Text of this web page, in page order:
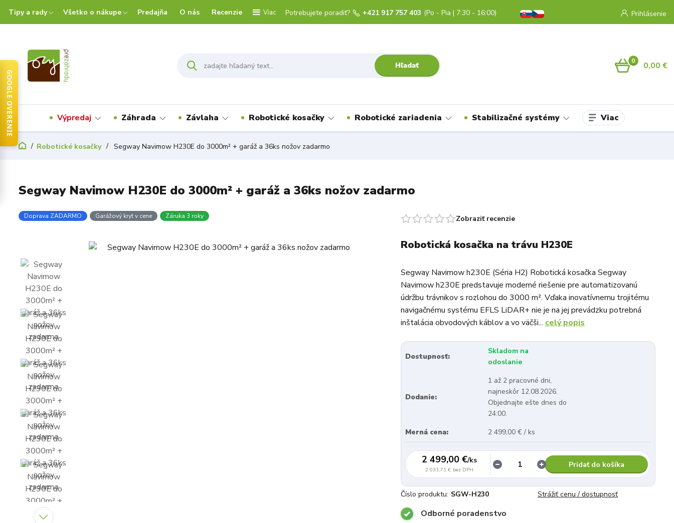
Tipy a rady Všetko o nákupe Predajňa O nás Recenzie Viac Prihlásenie
Hľadať
Potrebujete poradiť? +421 917 757 403 (Po - Pia | 7:30 - 16:00)
0 0,00 €
Výpredaj Záhrada Závlaha Robotické kosačky Robotické zariadenia Stabilizačné systémy Viac
Robotické kosačky Segway Navimow H230E do 3000m² + garáž a 36ks nožov zadarmo
Segway Navimow H230E do 3000m² + garáž a 36ks nožov zadarmo
Doprava ZADARMO Garážový kryt v cene Záruka 3 roky Zobraziť recenzie
Robotická kosačka na trávu H230E
Segway Navimow h230E (Séria H2) Robotická kosačka Segway
Navimow h230E predstavuje moderné riešenie pre automatizovanú
údržbu trávnikov s rozlohou do 3000 m². Vďaka inovatívnemu trojitému
navigačnému systému EFLS LiDAR+ nie je na jej prevádzku potrebná
inštalácia obvodových káblov a vo väčši... celý popis
Dostupnosť:
Skladom na
odoslanie
Dodanie:
1 až 2 pracovné dni,
najneskôr 12.08.2026.
Objednajte ešte dnes do
24:00.
Merná cena:
2 499,00 € / ks
2 499,00 €/ks
2 031,71 € bez DPH
Pridať do košíka
Číslo produktu: SGW-H230 Strážiť cenu / dostupnosť
Odborné poradenstvo
GOOGLE OVERENIE